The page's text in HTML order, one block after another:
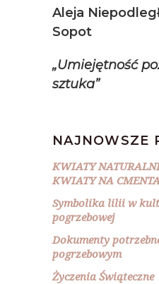
Aleja
Sopot
„Umiejętność
sztuka”
NAJNOWSZE
KWIATY
KWIATY NA
Symbolika lilii w
pogrzebowej
Dokumenty
pogrzebowym
Życzenia Świąteczne